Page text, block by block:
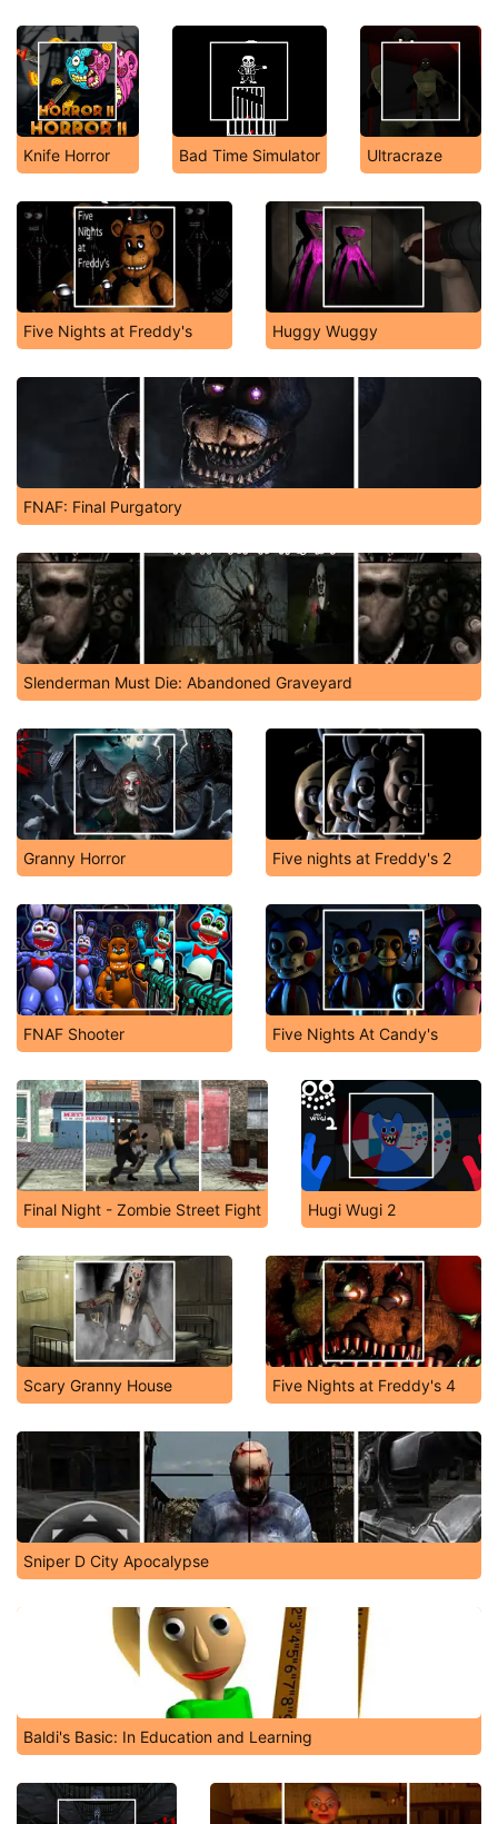
Knife Horror Bad Time Simulator Ultracraze
Five Nights at Freddy's Huggy Wuggy
FNAF: Final Purgatory
Slenderman Must Die: Abandoned Graveyard
Granny Horror Five nights at Freddy's 2
FNAF Shooter Five Nights At Candy's
Final Night - Zombie Street Fight Hugi Wugi 2
Scary Granny House Five Nights at Freddy's 4
Sniper D City Apocalypse
Baldi's Basic: In Education and Learning